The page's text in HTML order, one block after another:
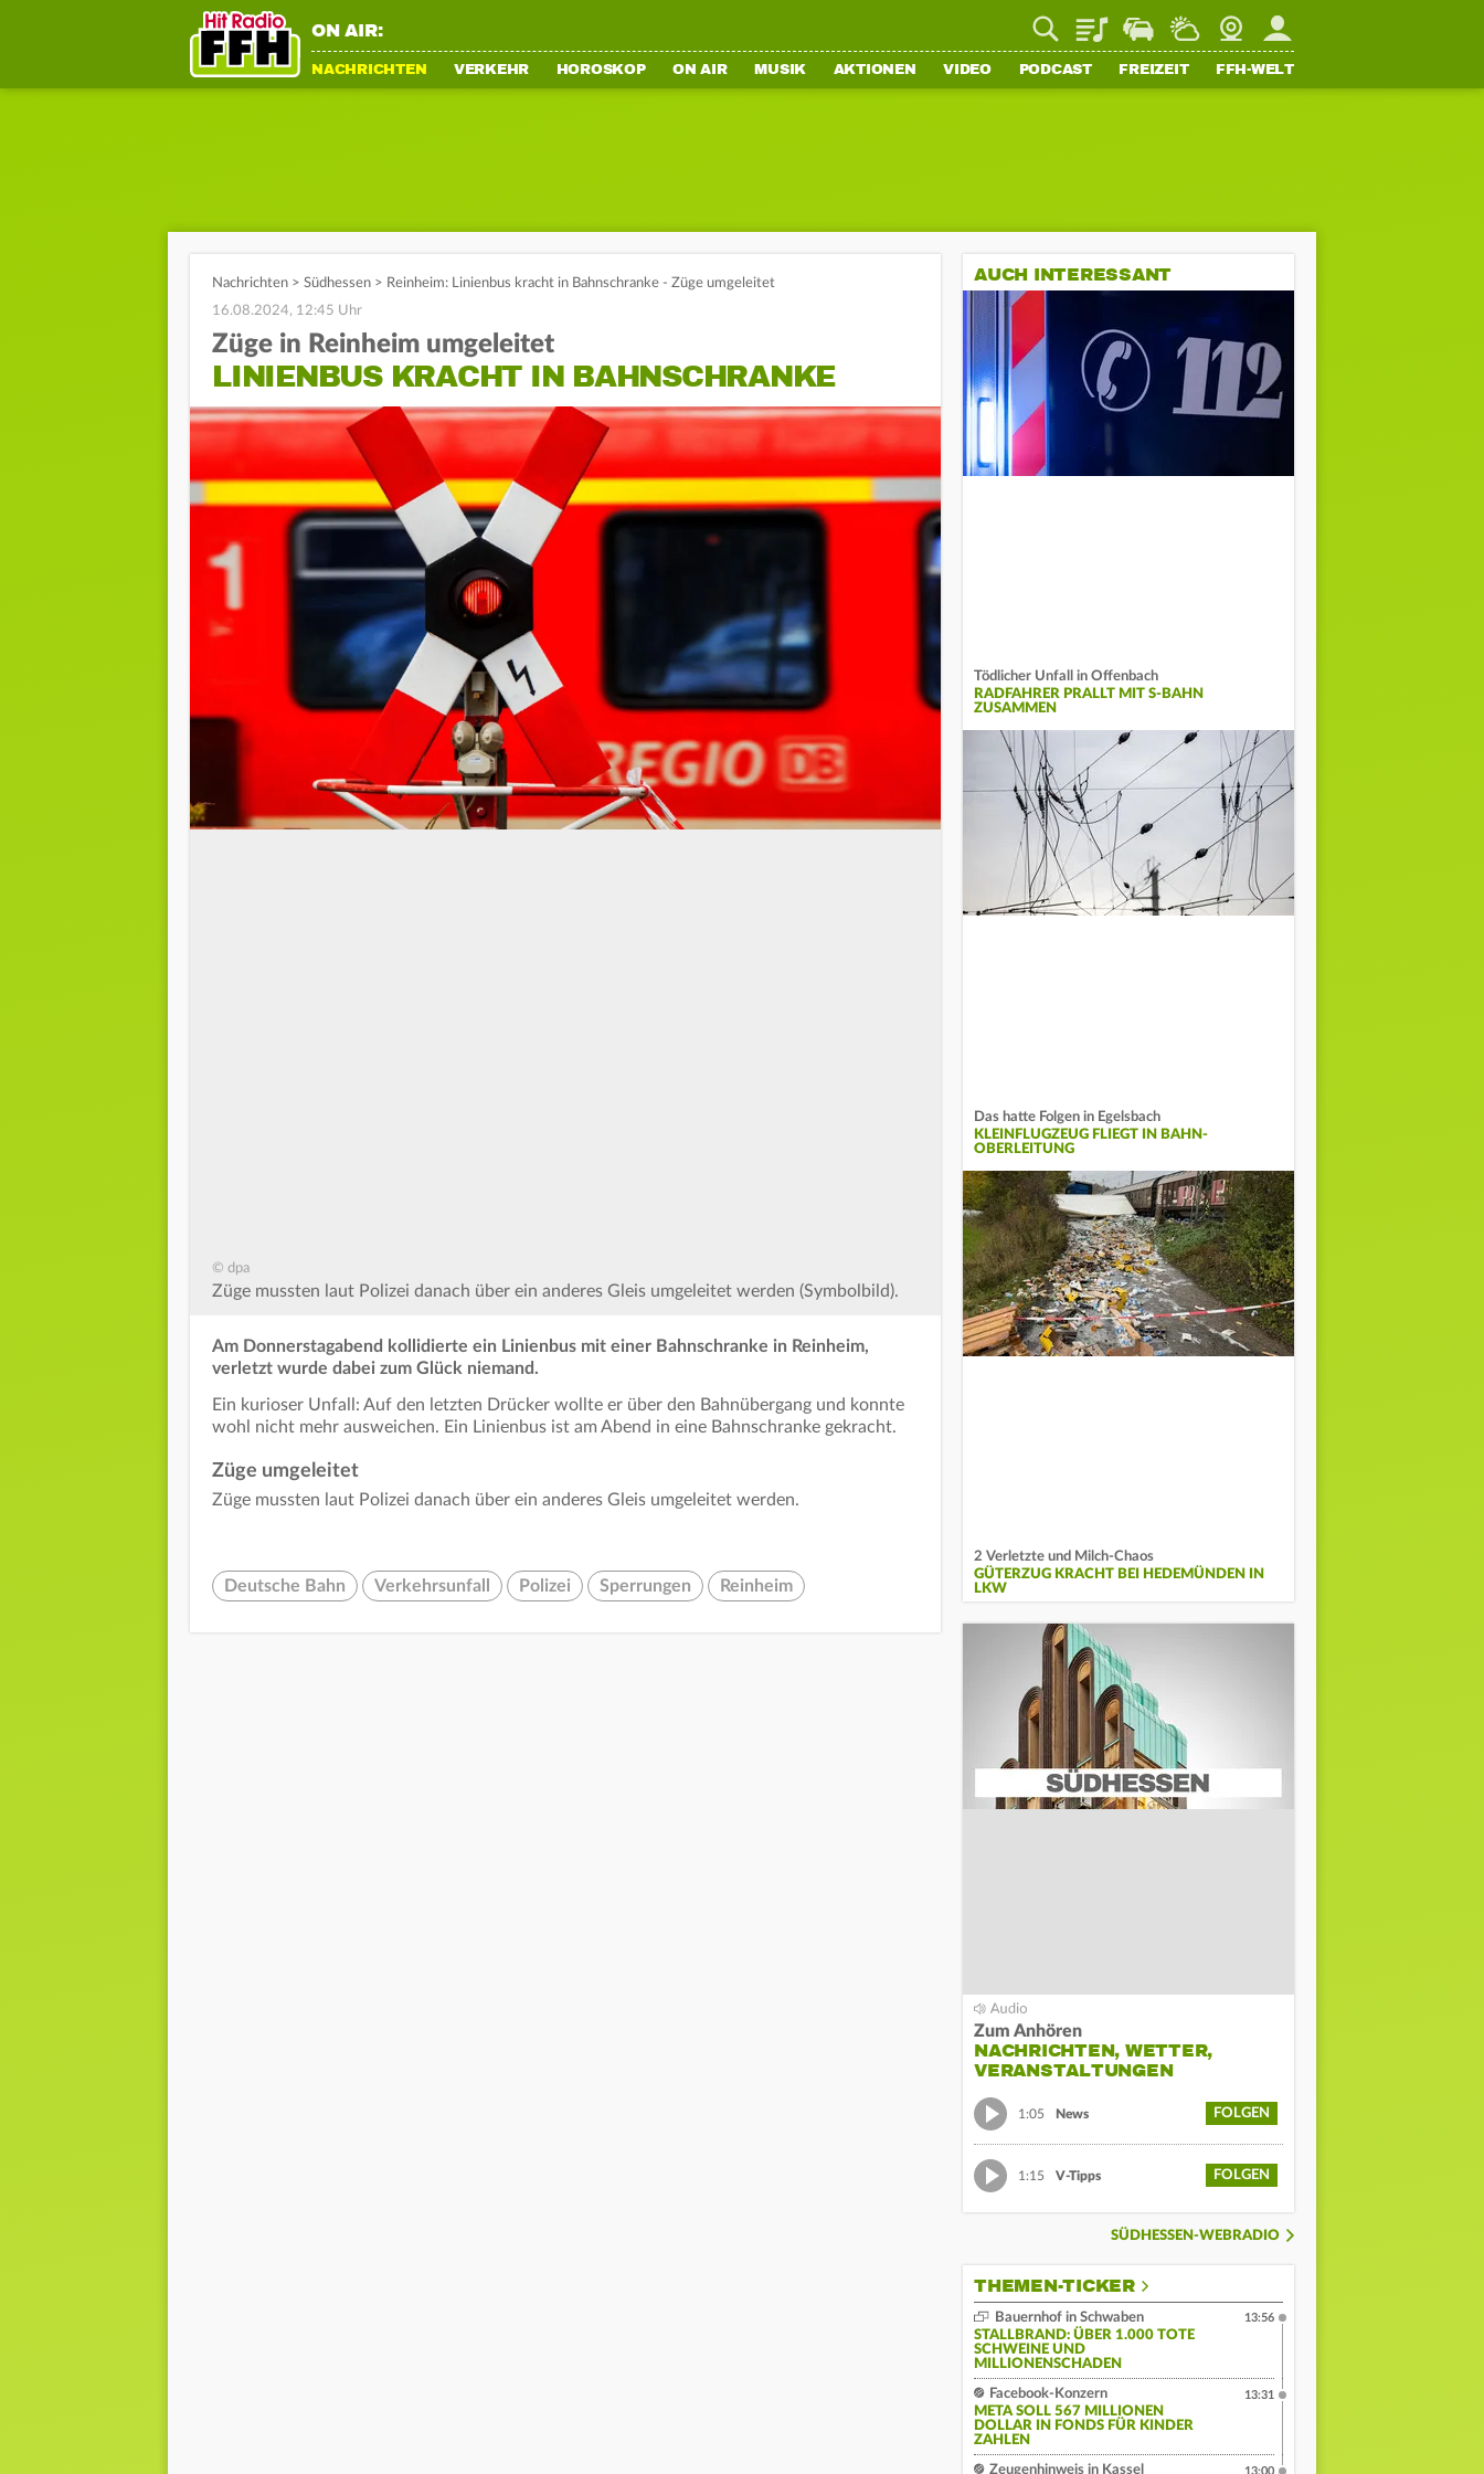
ON AIR: PlaylistStaupilotWetterWebcamMein FFH
NACHRICHTEN VERKEHR HOROSKOP ON AIR MUSIK AKTIONEN VIDEO PODCAST FREIZEIT FFH-WELT
Nachrichten > Südhessen > Reinheim: Linienbus kracht in Bahnschranke - Züge umgeleitet
16.08.2024, 12:45 Uhr
Züge in Reinheim umgeleitet
LINIENBUS KRACHT IN BAHNSCHRANKE
© dpa
Züge mussten laut Polizei danach über ein anderes Gleis umgeleitet werden (Symbolbild).
Am Donnerstagabend kollidierte ein Linienbus mit einer Bahnschranke in Reinheim,
verletzt wurde dabei zum Glück niemand.
Ein kurioser Unfall: Auf den letzten Drücker wollte er über den Bahnübergang und konnte
wohl nicht mehr ausweichen. Ein Linienbus ist am Abend in eine Bahnschranke gekracht.
Züge umgeleitet
Züge mussten laut Polizei danach über ein anderes Gleis umgeleitet werden.
Deutsche Bahn Verkehrsunfall Polizei Sperrungen Reinheim
AUCH INTERESSANT
Tödlicher Unfall in Offenbach
RADFAHRER PRALLT MIT S-BAHN
ZUSAMMEN
Das hatte Folgen in Egelsbach
KLEINFLUGZEUG FLIEGT IN BAHN-
OBERLEITUNG
2 Verletzte und Milch-Chaos
GÜTERZUG KRACHT BEI HEDEMÜNDEN IN
LKW
Zum Anhören
NACHRICHTEN, WETTER,
VERANSTALTUNGEN
1:05 News FOLGEN
1:15 V-Tipps FOLGEN
SÜDHESSEN-WEBRADIO
THEMEN-TICKER
Bauernhof in Schwaben
STALLBRAND: ÜBER 1.000 TOTE
SCHWEINE UND
MILLIONENSCHADEN
13:56
Facebook-Konzern
META SOLL 567 MILLIONEN
DOLLAR IN FONDS FÜR KINDER
ZAHLEN
13:31
Zeugenhinweis in Kassel
13:00